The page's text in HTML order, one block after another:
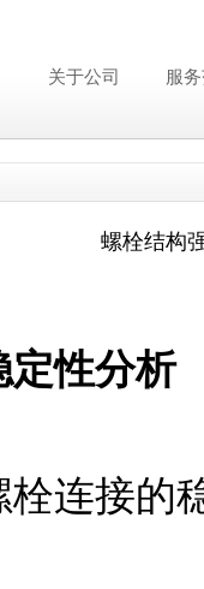
关于公司 服
螺栓结构
定性分析
栓连接的